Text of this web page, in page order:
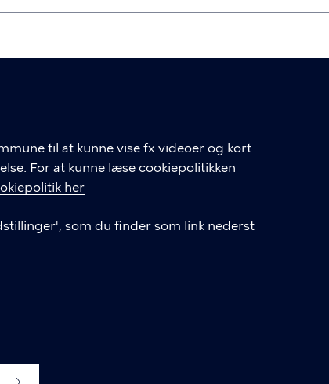
til at kunne vise fx videoer og kort
For at kunne læse cookiepolitikken
her
som du finder som link nederst
GENVEJE
Hvis du vil klage